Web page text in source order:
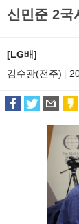
신민준 2국
[LG배]
김수광(전주)